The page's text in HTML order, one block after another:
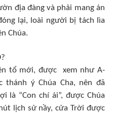
địa đàng và phải mang án
lại, loài người bị tách lìa
Chúa.
tổ mới, được xem như A-
ý Chúa Cha, nên đã
là “Con chí ái”, được Chúa
lịch sử nầy, cửa Trời được